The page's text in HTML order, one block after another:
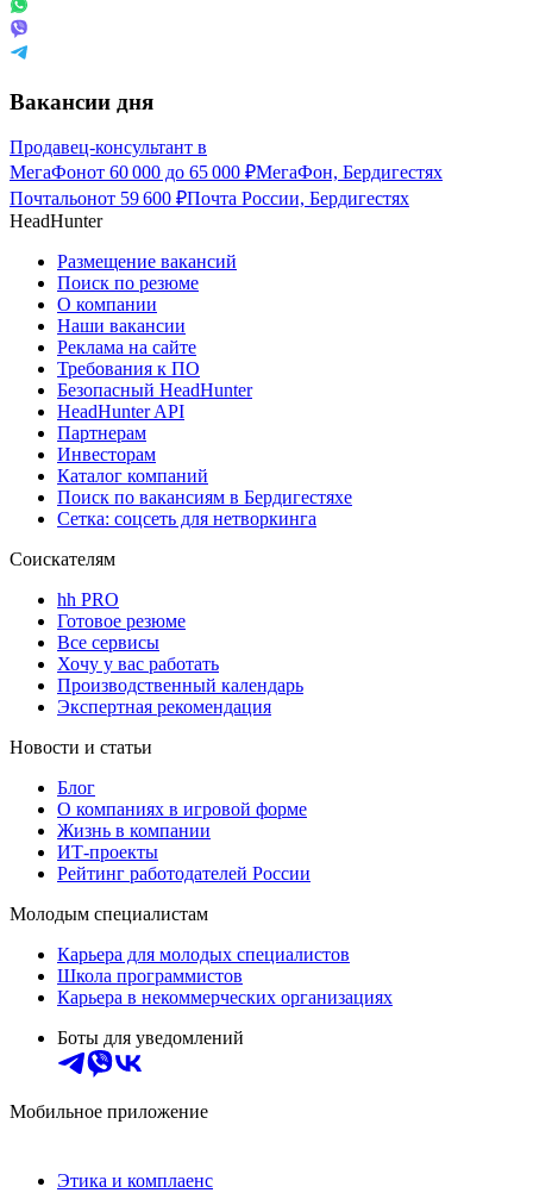
Вакансии дня
Продавец-консультант в
МегаФонот 60 000 до 65 000 ₽МегаФон, Бердигестях
Почтальонот 59 600 ₽Почта России, Бердигестях
HeadHunter
Размещение вакансий
Поиск по резюме
О компании
Наши вакансии
Реклама на сайте
Требования к ПО
Безопасный HeadHunter
HeadHunter API
Партнерам
Инвесторам
Каталог компаний
Поиск по вакансиям в Бердигестяхе
Сетка: соцсеть для нетворкинга
Соискателям
hh PRO
Готовое резюме
Все сервисы
Хочу у вас работать
Производственный календарь
Экспертная рекомендация
Новости и статьи
Блог
О компаниях в игровой форме
Жизнь в компании
ИТ-проекты
Рейтинг работодателей России
Молодым специалистам
Карьера для молодых специалистов
Школа программистов
Карьера в некоммерческих организациях
Боты для уведомлений
Мобильное приложение
Этика и комплаенс